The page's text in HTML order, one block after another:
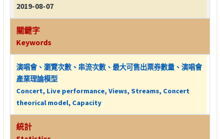
2019-08-07
關鍵字
Keywords
演唱會、瀏覽次數、串流次數、最大可售出票券數量、演唱會
產業理論模型
Concert, Live performance, Views, Streams, Concert
theorical model, Capacity
統計